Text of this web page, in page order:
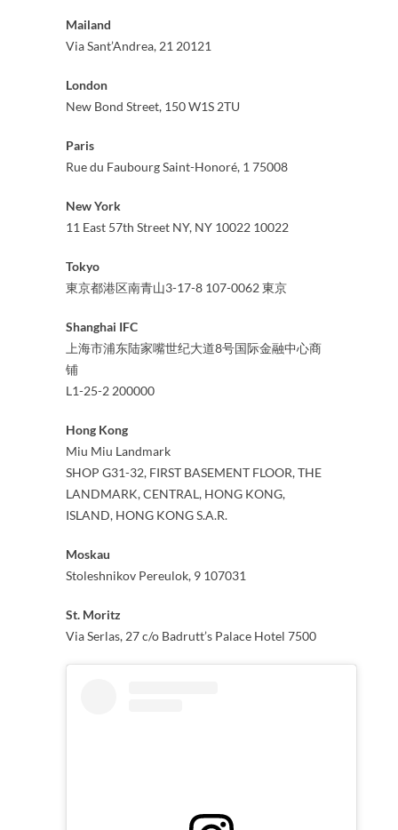
Mailand
Via Sant’Andrea, 21 20121
London
New Bond Street, 150 W1S 2TU
Paris
Rue du Faubourg Saint-Honoré, 1 75008
New York
11 East 57th Street NY, NY 10022 10022
Tokyo
東京都港区南青山3-17-8 107-0062 東京
Shanghai IFC
上海市浦东陆家嘴世纪大道8号国际金融中心商
铺
L1-25-2 200000
Hong Kong
Miu Miu Landmark
SHOP G31-32, FIRST BASEMENT FLOOR, THE
LANDMARK, CENTRAL, HONG KONG,
ISLAND, HONG KONG S.A.R.
Moskau
Stoleshnikov Pereulok, 9 107031
St. Moritz
Via Serlas, 27 c/o Badrutt’s Palace Hotel 7500